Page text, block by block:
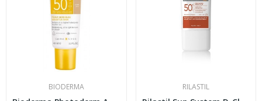
BIODERMA RILASTIL